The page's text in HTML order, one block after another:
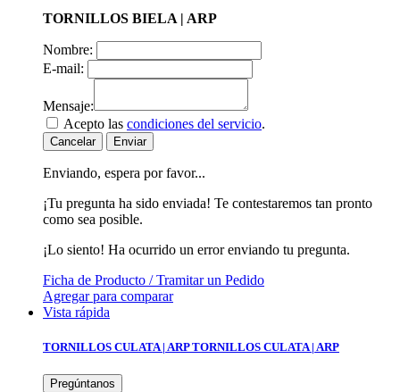
TORNILLOS BIELA | ARP
Nombre:
E-mail:
Mensaje:
Acepto las condiciones del servicio.
Cancelar Enviar
Enviando, espera por favor...
¡Tu pregunta ha sido enviada! Te contestaremos tan pronto
como sea posible.
¡Lo siento! Ha ocurrido un error enviando tu pregunta.
Ficha de Producto / Tramitar un Pedido
Agregar para comparar
Vista rápida
TORNILLOS CULATA | ARP TORNILLOS CULATA | ARP
Pregúntanos